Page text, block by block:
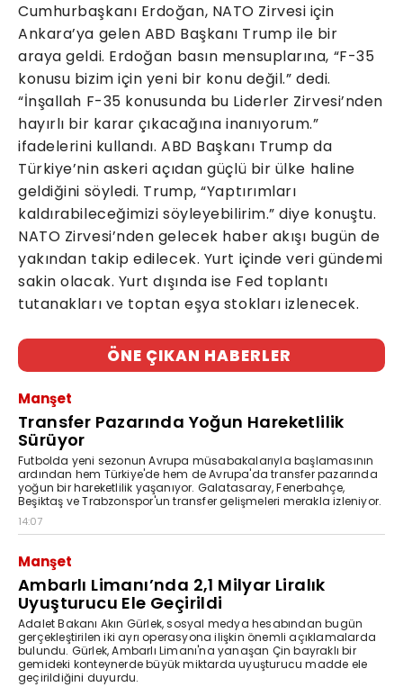
Cumhurbaşkanı Erdoğan, NATO Zirvesi için
Ankara’ya gelen ABD Başkanı Trump ile bir
araya geldi. Erdoğan basın mensuplarına, “F-35
konusu bizim için yeni bir konu değil.” dedi.
“İnşallah F-35 konusunda bu Liderler Zirvesi’nden
hayırlı bir karar çıkacağına inanıyorum.”
ifadelerini kullandı. ABD Başkanı Trump da
Türkiye’nin askeri açıdan güçlü bir ülke haline
geldiğini söyledi. Trump, “Yaptırımları
kaldırabileceğimizi söyleyebilirim.” diye konuştu.
NATO Zirvesi’nden gelecek haber akışı bugün de
yakından takip edilecek. Yurt içinde veri gündemi
sakin olacak. Yurt dışında ise Fed toplantı
tutanakları ve toptan eşya stokları izlenecek.
ÖNE ÇIKAN HABERLER
Manşet
Transfer Pazarında Yoğun Hareketlilik
Sürüyor
Futbolda yeni sezonun Avrupa müsabakalarıyla başlamasının
ardından hem Türkiye'de hem de Avrupa'da transfer pazarında
yoğun bir hareketlilik yaşanıyor. Galatasaray, Fenerbahçe,
Beşiktaş ve Trabzonspor'un transfer gelişmeleri merakla izleniyor.
14:07
Manşet
Ambarlı Limanı’nda 2,1 Milyar Liralık
Uyuşturucu Ele Geçirildi
Adalet Bakanı Akın Gürlek, sosyal medya hesabından bugün
gerçekleştirilen iki ayrı operasyona ilişkin önemli açıklamalarda
bulundu. Gürlek, Ambarlı Limanı'na yanaşan Çin bayraklı bir
gemideki konteynerde büyük miktarda uyuşturucu madde ele
geçirildiğini duyurdu.